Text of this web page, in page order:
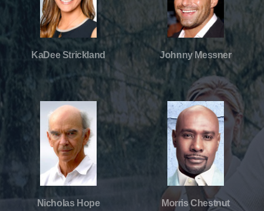
KaDee Strickland Johnny Messner
Nicholas Hope Morris Chestnut